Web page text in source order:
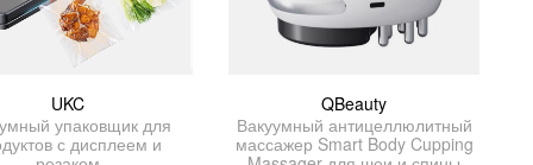
UKC
упаковщик для
с дисплеем и
QBeauty
Вакуумный антицеллюлитный
массажер Smart Body Cupping